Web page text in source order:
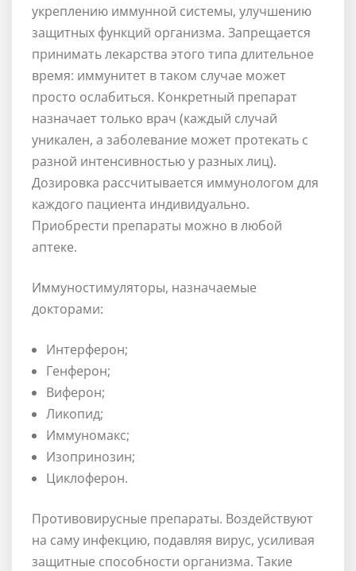
укреплению иммунной системы, улучшению
защитных функций организма. Запрещается
принимать лекарства этого типа длительное
время: иммунитет в таком случае может
просто ослабиться. Конкретный препарат
назначает только врач (каждый случай
уникален, а заболевание может протекать с
разной интенсивностью у разных лиц).
Дозировка рассчитывается иммунологом для
каждого пациента индивидуально.
Приобрести препараты можно в любой
аптеке.
Иммуностимуляторы, назначаемые
докторами:
Интерферон;
Генферон;
Виферон;
Ликопид;
Иммуномакс;
Изопринозин;
Циклоферон.
Противовирусные препараты. Воздействуют
на саму инфекцию, подавляя вирус, усиливая
защитные способности организма. Такие